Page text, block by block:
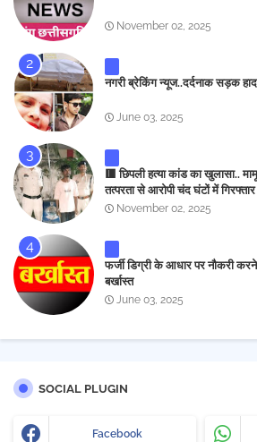
November 02, 2025
नगरी ब्रेकिंग न्यूज..दर्दनाक सड़क
June 03, 2025
🟥 छिपली हत्या कांड का खुलासा..
तत्परता से आरोपी चंद घंटों में गिरफ्तार
November 02, 2025
फर्जी डिग्री के आधार पर नौकरी
बर्खास्त
June 03, 2025
SOCIAL PLUGIN
Facebook